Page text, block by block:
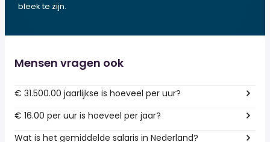
bleek te zijn.
Mensen vragen ook
€ 31.500.00 jaarlijkse is hoeveel per uur?
€ 16.00 per uur is hoeveel per jaar?
Wat is het gemiddelde salaris in Nederland?